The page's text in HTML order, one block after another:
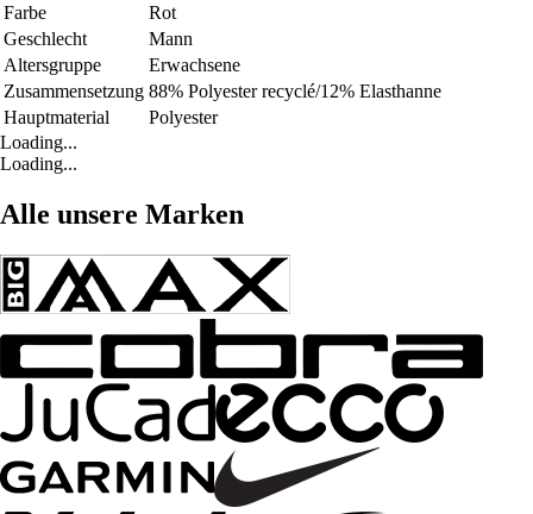
Farbe
Rot
Geschlecht
Mann
Altersgruppe
Erwachsene
Zusammensetzung 88% Polyester recyclé/12% Elasthanne
Hauptmaterial
Polyester
Loading...
Loading...
Alle unsere Marken